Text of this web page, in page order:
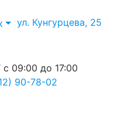
ул. Кунгурцева, 25
09:00 до 17:00
90-78-02